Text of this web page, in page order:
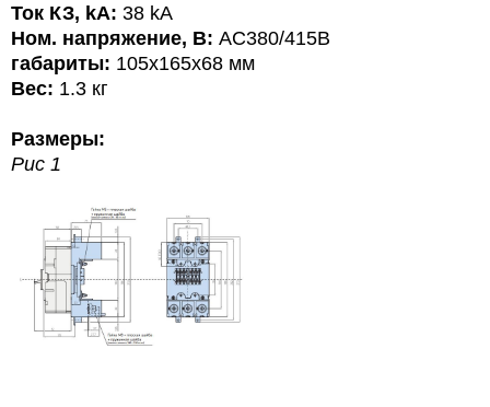
Ток КЗ, kA: 38 kA
Ном. напряжение, В: AC380/415В
габариты: 105х165х68 мм
Вес: 1.3 кг
Размеры:
Рис 1